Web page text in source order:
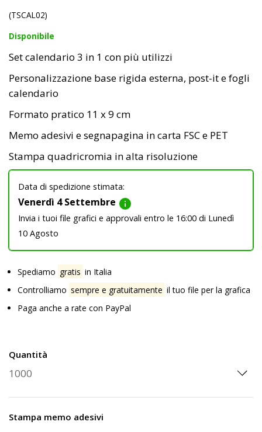
(TSCAL02)
Disponibile
Set calendario 3 in 1 con più utilizzi
Personalizzazione base rigida esterna, post-it e fogli
calendario
Formato pratico 11 x 9 cm
Memo adesivi e segnapagina in carta FSC e PET
Stampa quadricromia in alta risoluzione
Data di spedizione stimata:
Venerdì 4 Settembre info
Invia i tuoi file grafici e approvali entro le 16:00 di Lunedì
10 Agosto
Spediamo gratis in Italia
Controlliamo sempre e gratuitamente il tuo file per la grafica
Paga anche a rate con PayPal
Quantità
Stampa memo adesivi